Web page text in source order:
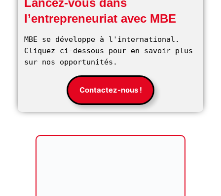
Lancez-vous dans
l’entrepreneuriat avec MBE
MBE se développe à l'international.
Cliquez ci-dessous pour en savoir plus
sur nos opportunités.
Contactez-nous !